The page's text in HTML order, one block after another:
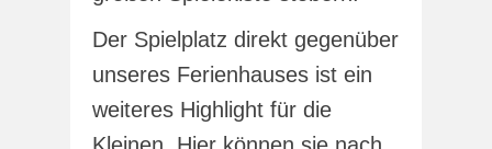
Der Spielplatz direkt gegenüber
unseres Ferienhauses ist ein
weiteres Highlight für die